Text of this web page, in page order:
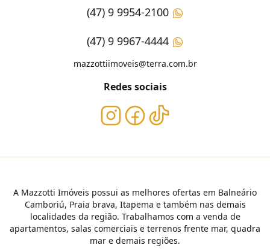
(47) 9 9954-2100
(47) 9 9967-4444
mazzottiimoveis@terra.com.br
Redes sociais
A Mazzotti Imóveis possui as melhores ofertas em Balneário
Camboriú, Praia brava, Itapema e também nas demais
localidades da região. Trabalhamos com a venda de
apartamentos, salas comerciais e terrenos frente mar, quadra
mar e demais regiões.